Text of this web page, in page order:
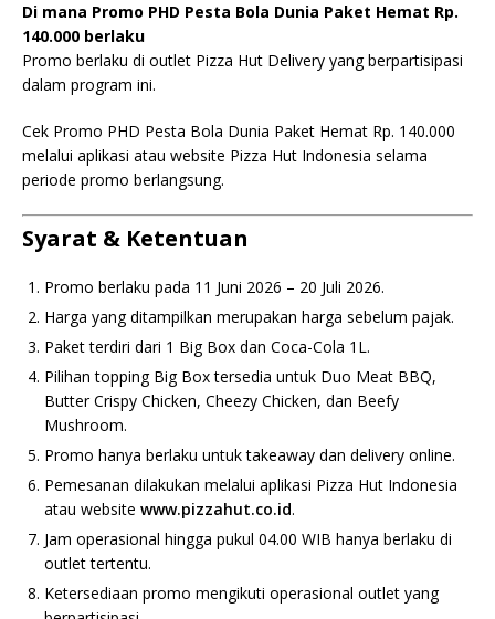
Di mana Promo PHD Pesta Bola Dunia Paket Hemat Rp.
140.000 berlaku
Promo berlaku di outlet Pizza Hut Delivery yang berpartisipasi
dalam program ini.
Cek Promo PHD Pesta Bola Dunia Paket Hemat Rp. 140.000
melalui aplikasi atau website Pizza Hut Indonesia selama
periode promo berlangsung.
Syarat & Ketentuan
Promo berlaku pada 11 Juni 2026 – 20 Juli 2026.
Harga yang ditampilkan merupakan harga sebelum pajak.
Paket terdiri dari 1 Big Box dan Coca-Cola 1L.
Pilihan topping Big Box tersedia untuk Duo Meat BBQ,
Butter Crispy Chicken, Cheezy Chicken, dan Beefy
Mushroom.
Promo hanya berlaku untuk takeaway dan delivery online.
Pemesanan dilakukan melalui aplikasi Pizza Hut Indonesia
atau website www.pizzahut.co.id.
Jam operasional hingga pukul 04.00 WIB hanya berlaku di
outlet tertentu.
Ketersediaan promo mengikuti operasional outlet yang